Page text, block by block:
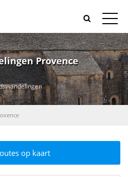
Provence
op kaart